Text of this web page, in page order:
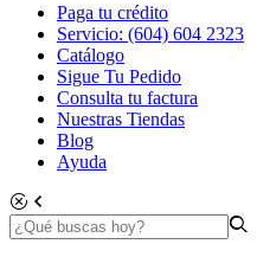
Paga tu crédito
Servicio: (604) 604 2323
Catálogo
Sigue Tu Pedido
Consulta tu factura
Nuestras Tiendas
Blog
Ayuda